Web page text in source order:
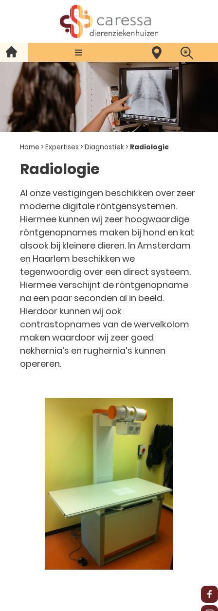
Home > Expertises > Diagnostiek > Radiologie
Radiologie
Al onze vestigingen beschikken over zeer
moderne digitale röntgensystemen.
Hiermee kunnen wij zeer hoogwaardige
röntgenopnames maken bij hond en kat
alsook bij kleinere dieren. In Amsterdam
en Haarlem beschikken we
tegenwoordig over een direct systeem.
Hiermee verschijnt de röntgenopname
na een paar seconden al in beeld.
Hierdoor kunnen wij ook
contrastopnames van de wervelkolom
maken waardoor wij zeer goed
nekhernia’s en rughernia’s kunnen
opereren.